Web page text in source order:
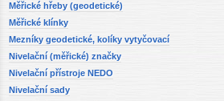
Měřické hřeby (geodetické)
Měřické klínky
Mezníky geodetické, kolíky vytyčovací
Nivelační (měřické) značky
Nivelační přístroje NEDO
Nivelační sady